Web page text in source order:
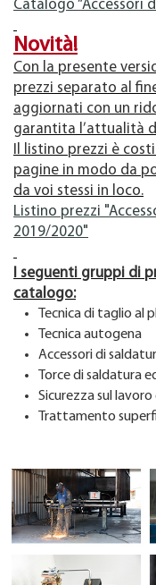
Catalogo “Accessori
Novità!
Con la presente
prezzi separato al
aggiornati con un
garantita l’attualità
Il listino prezzi è
pagine in modo da
da voi stessi in loco.
Listino prezzi
2019/2020"
I seguenti gruppi di
catalogo:
Tecnica di taglio al
Tecnica autogena
Accessori di
Torce di saldatura
Sicurezza sul
Trattamento